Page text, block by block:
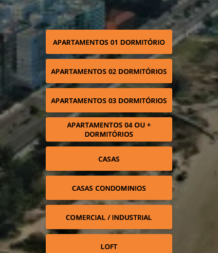
APARTAMENTOS 01 DORMITÓRIO
APARTAMENTOS 02 DORMITÓRIOS
APARTAMENTOS 03 DORMITÓRIOS
APARTAMENTOS 04 OU +
DORMITÓRIOS
CASAS
CASAS CONDOMINIOS
COMERCIAL / INDUSTRIAL
LOFT